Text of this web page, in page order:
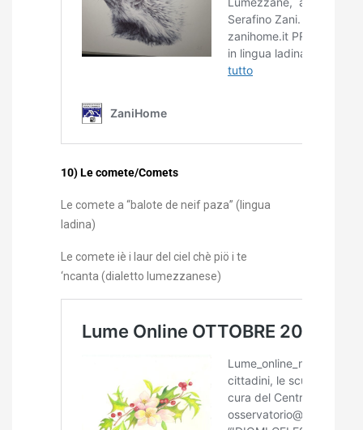
10) Le comete/Comets
Le comete a “balote de neif paza” (lingua
ladina)
Le comete iè i laur del ciel chè piö i te
‘ncanta (dialetto lumezzanese)